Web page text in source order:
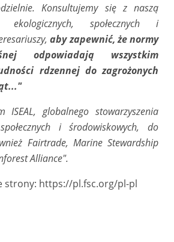
Konsultujemy się z naszą
społecznych i
aby zapewnić, że normy
odpowiadają wszystkim
rdzennej do zagrożonych
ISEAL, globalnego stowarzyszenia
i środowiskowych, do
Fairtrade, Marine Stewardship
Alliance".
strony: https://pl.fsc.org/pl-pl